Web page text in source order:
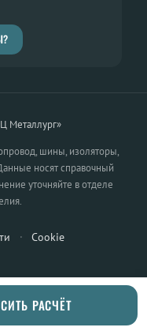
Металлург»
шины, изоляторы,
носят справочный
уточняйте в отделе
· Cookie
РАСЧЁТ